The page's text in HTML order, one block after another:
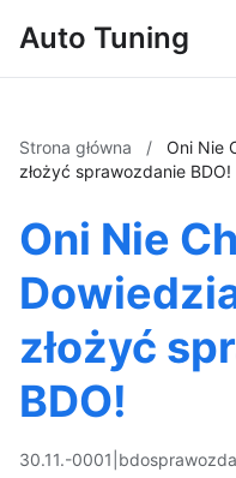
Auto Tuning
Strona główna /
Oni Nie
złożyć sprawozdanie BDO!
Oni Nie
złożyć
BDO!
30.11.-0001 bdo